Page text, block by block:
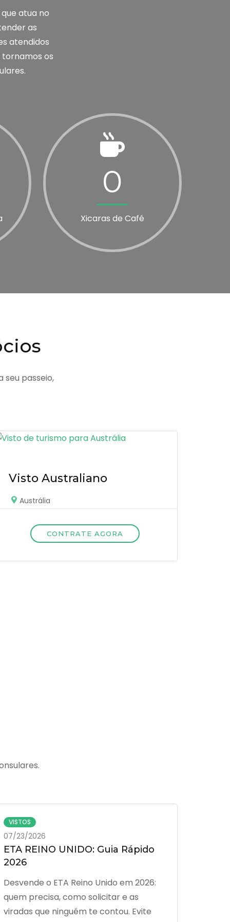
atua no
as
atendidos
tornamos os
Xicaras de Café
0
seu passeio,
Visto Australiano
Austrália
CONTRATE AGORA
VISTOS
07/23/2026
ETA REINO UNIDO: Guia Rápido
2026
Desvende o ETA Reino Unido em 2026:
quem precisa, como solicitar e as
viradas que ninguém te contou. Evite